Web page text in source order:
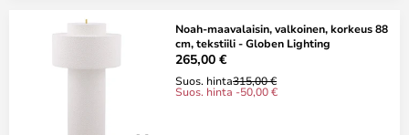
Noah-maavalaisin, valkoinen, korkeus 88
cm, tekstiili - Globen Lighting
265,00 €
Suos. hinta315,00 €
Suos. hinta -50,00 €